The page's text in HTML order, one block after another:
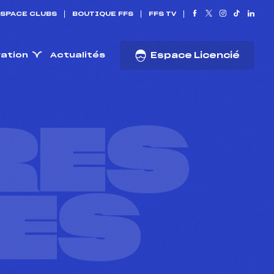
CLUBS BOUTIQUE FFS FFS TV
Actualités Espace Licencié